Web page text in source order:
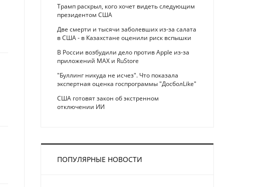
Трамп раскрыл, кого хочет видеть следующим
президентом США
Две смерти и тысячи заболевших из-за салата
в США - в Казахстане оценили риск вспышки
В России возбудили дело против Apple из-за
приложений MAX и RuStore
"Буллинг никуда не исчез". Что показала
экспертная оценка госпрограммы "ДосболLike"
США готовят закон об экстренном
отключении ИИ
ПОПУЛЯРНЫЕ НОВОСТИ